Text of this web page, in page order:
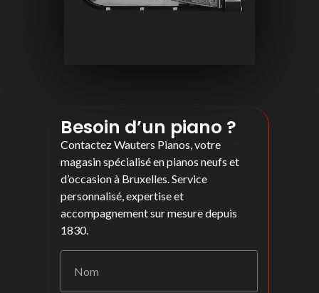
Besoin d’un piano ?
Contactez Wauters Pianos, votre
magasin spécialisé en pianos neufs et
d’occasion à Bruxelles. Service
personnalisé, expertise et
accompagnement sur mesure depuis
1830.